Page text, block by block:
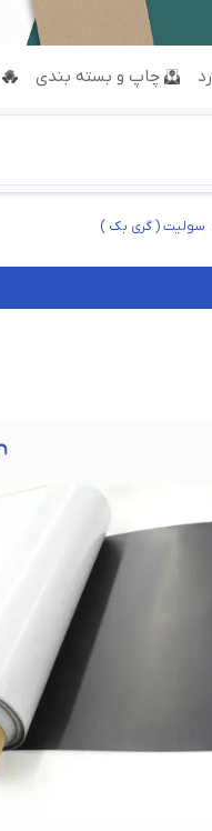
چاپ و بسته بندی
سولیت ( گری بک )